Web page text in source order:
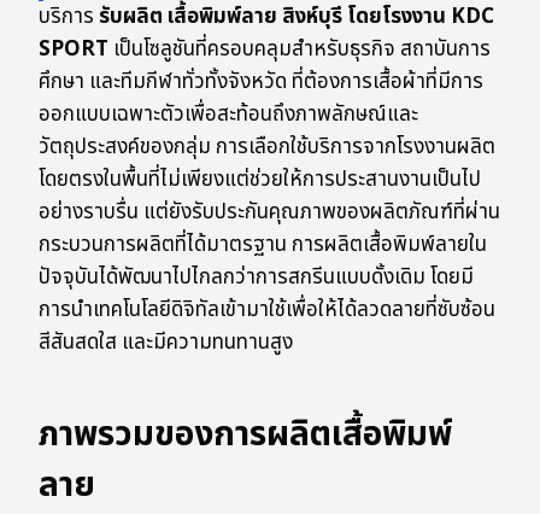
บริการ รับผลิต เสื้อพิมพ์ลาย สิงห์บุรี โดยโรงงาน KDC
SPORT เป็นโซลูชันที่ครอบคลุมสำหรับธุรกิจ สถาบันการ
ศึกษา และทีมกีฬาทั่วทั้งจังหวัด ที่ต้องการเสื้อผ้าที่มีการ
ออกแบบเฉพาะตัวเพื่อสะท้อนถึงภาพลักษณ์และ
วัตถุประสงค์ของกลุ่ม การเลือกใช้บริการจากโรงงานผลิต
โดยตรงในพื้นที่ไม่เพียงแต่ช่วยให้การประสานงานเป็นไป
อย่างราบรื่น แต่ยังรับประกันคุณภาพของผลิตภัณฑ์ที่ผ่าน
กระบวนการผลิตที่ได้มาตรฐาน การผลิตเสื้อพิมพ์ลายใน
ปัจจุบันได้พัฒนาไปไกลกว่าการสกรีนแบบดั้งเดิม โดยมี
การนำเทคโนโลยีดิจิทัลเข้ามาใช้เพื่อให้ได้ลวดลายที่ซับซ้อน
สีสันสดใส และมีความทนทานสูง
ภาพรวมของการผลิตเสื้อพิมพ์
ลาย